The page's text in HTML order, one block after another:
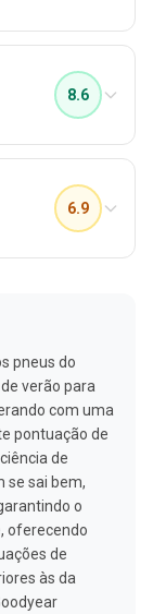
87%
97%
93%
89%
87%
8.6
91%
6.9
93%
pneus do
verão para
com uma
pontuação de
de
se sai bem,
o
oferecendo
de
às da